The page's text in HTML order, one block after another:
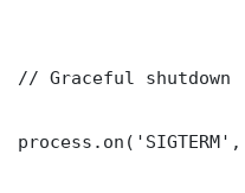
// Graceful shutdown